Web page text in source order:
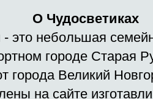
О Чудосветиках
- это небольшая
городе Старая
города Великий
на сайте